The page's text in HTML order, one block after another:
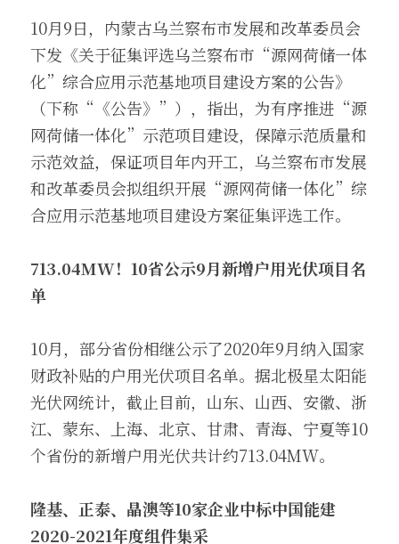
10月9日，内蒙古乌兰察布市发展和改革委员会
下发《关于征集评选乌兰察布市“源网荷储一体
化”综合应用示范基地项目建设方案的公告》
（下称“《公告》”），指出，为有序推进“源
网荷储一体化”示范项目建设，保障示范质量和
示范效益，保证项目年内开工，乌兰察布市发展
和改革委员会拟组织开展“源网荷储一体化”综
合应用示范基地项目建设方案征集评选工作。
713.04MW！10省公示9月新增户用光伏项目名
单
10月，部分省份相继公示了2020年9月纳入国家
财政补贴的户用光伏项目名单。据北极星太阳能
光伏网统计，截止目前，山东、山西、安徽、浙
江、蒙东、上海、北京、甘肃、青海、宁夏等10
个省份的新增户用光伏共计约713.04MW。
隆基、正泰、晶澳等10家企业中标中国能建
2020-2021年度组件集采